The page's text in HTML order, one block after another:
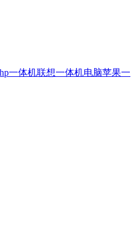
hp一体机联想一体机电脑苹果一